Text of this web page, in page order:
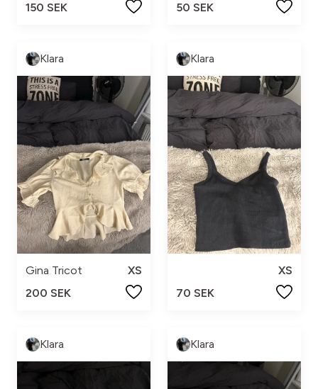
150 SEK
50 SEK
Klara
Gina Tricot
XS
200 SEK
Klara
XS
70 SEK
Klara Klara